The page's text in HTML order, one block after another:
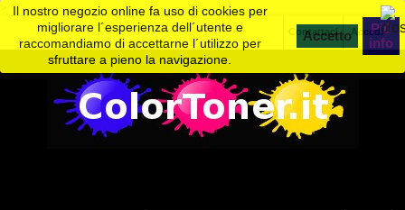
Accedi
Contattaci
Il nostro negozio online fa uso di cookies per
migliorare l´esperienza dell´utente e
raccomandiamo di accettarne l´utilizzo per
sfruttare a pieno la navigazione.
Piú
info